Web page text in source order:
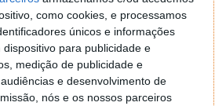
como cookies, e processamos
únicos e informações
para publicidade e
medição de publicidade e
e desenvolvimento de
nós e os nossos parceiros
além dos restaurantes
isto através do seu
mas também chegará